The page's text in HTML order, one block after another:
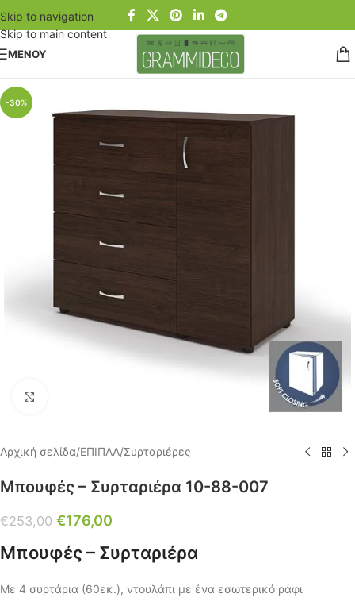
Skip to navigation
Skip to main content
ΜΕΝΟΥ
-30%
Αρχική σελίδα/ΕΠΙΠΛΑ/Συρταριέρες
Μπουφές – Συρταριέρα 10-88-007
€253,00 €176,00
Μπουφές – Συρταριέρα
Με 4 συρτάρια (60εκ.), ντουλάπι με ένα εσωτερικό ράφι